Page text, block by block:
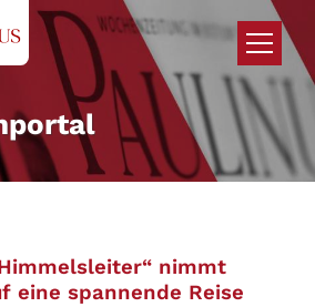
nimmt
eine spannende Reise